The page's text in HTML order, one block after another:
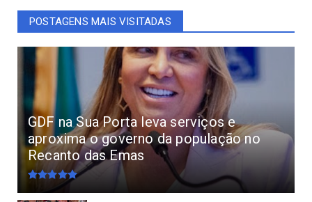
POSTAGENS MAIS VISITADAS
GDF na Sua Porta leva serviços e
aproxima o governo da população no
Recanto das Emas